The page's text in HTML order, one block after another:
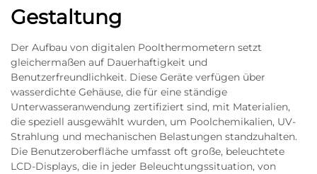
Gestaltung
Der Aufbau von digitalen Poolthermometern setzt
gleichermaßen auf Dauerhaftigkeit und
Benutzerfreundlichkeit. Diese Geräte verfügen über
wasserdichte Gehäuse, die für eine ständige
Unterwasseranwendung zertifiziert sind, mit Materialien,
die speziell ausgewählt wurden, um Poolchemikalien, UV-
Strahlung und mechanischen Belastungen standzuhalten.
Die Benutzeroberfläche umfasst oft große, beleuchtete
LCD-Displays, die in jeder Beleuchtungssituation, von